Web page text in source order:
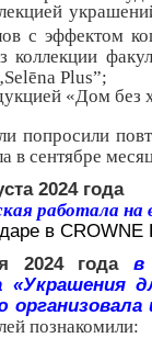
с эффектом
коллекции
Plus”;
«Дом без
попросили
в сентябре
2024 года
работала
в CROWNE
2024 года в
«Украшения
организовала
познакомили: